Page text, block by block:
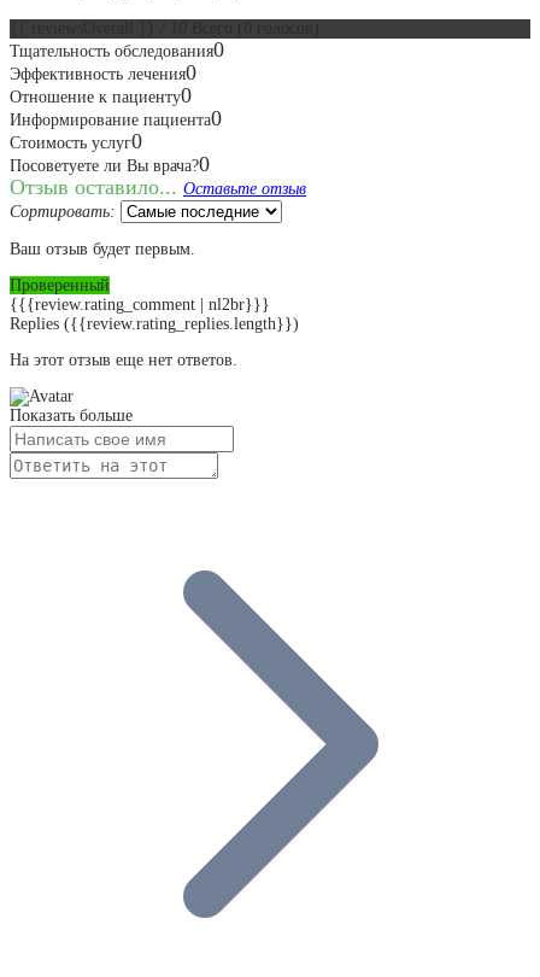
Тщательность обследования0
Эффективность лечения0
Отношение к пациенту0
Информирование пациента0
Стоимость услуг0
Посоветуете ли Вы врача?0
Отзыв оставило... Оставьте отзыв
Сортировать:
Ваш отзыв будет первым.
Проверенный
{{{review.rating_comment | nl2br}}}
Replies ({{review.rating_replies.length}})
На этот отзыв еще нет ответов.
Показать больше